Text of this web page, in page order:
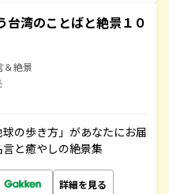
台湾のことばと絶景１０
＆絶景
の歩き方」があなたにお届
と癒やしの絶景集
詳細を見る